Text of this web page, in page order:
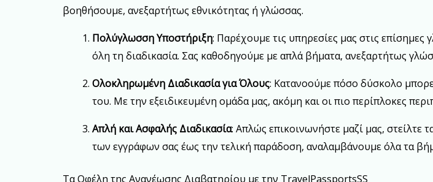
βοηθήσουμε, ανεξαρτήτως εθνικότητας ή γλώσσας.
Πολύγλωσση Υποστήριξη: Παρέχουμε τις υπηρεσίες μας στις
όλη τη διαδικασία. Σας καθοδηγούμε με απλά βήματα, ανεξαρτήτως
Ολοκληρωμένη Διαδικασία για Όλους: Κατανοούμε πόσο δύσκολο
του. Με την εξειδικευμένη ομάδα μας, ακόμη και οι πιο περίπλοκες
Απλή και Ασφαλής Διαδικασία: Απλώς επικοινωνήστε μαζί μας, στείλτε
των εγγράφων σας έως την τελική παράδοση, αναλαμβάνουμε όλα τα
Τα Οφέλη της Ανανέωσης Διαβατηρίου με την TravelPassportsSS